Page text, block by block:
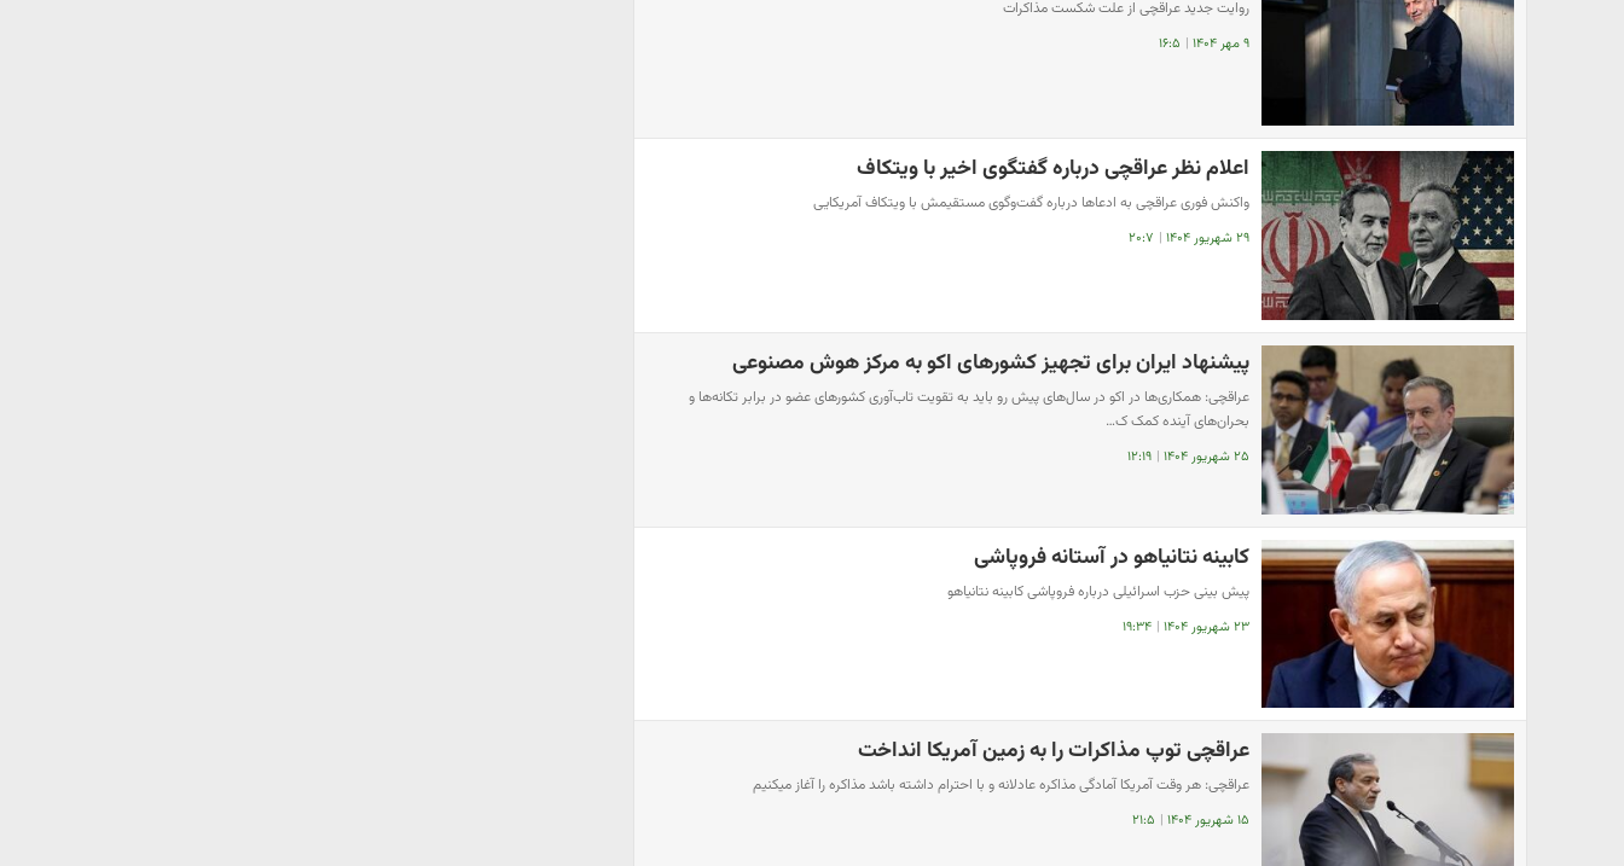
روایت جدید عراقچی از علت شکست مذاکرات
۹ مهر ۱۴۰۴ | ۱۶:۵
اعلام نظر عراقچی درباره گفتگوی اخیر با ویتکاف
واکنش فوری عراقچی به ادعاها درباره گفت‌وگوی مستقیمش با ویتکاف آمریکایی
۲۹ شهریور ۱۴۰۴ | ۲۰:۷
پیشنهاد ایران برای تجهیز کشورهای اکو به مرکز هوش مصنوعی
عراقچی: همکاری‌ها در اکو در سال‌های پیش رو باید به تقویت تاب‌آوری کشورهای عضو در برابر تکانه‌ها و
بحران‌های آینده کمک ک…
۲۵ شهریور ۱۴۰۴ | ۱۲:۱۹
کابینه نتانیاهو در آستانه فروپاشی
پیش بینی حزب اسرائیلی درباره فروپاشی کابینه نتانیاهو
۲۳ شهریور ۱۴۰۴ | ۱۹:۳۴
عراقچی توپ مذاکرات را به زمین آمریکا انداخت
عراقچی: هر وقت آمریکا آمادگی مذاکره عادلانه و با احترام داشته باشد مذاکره را آغاز میکنیم
۱۵ شهریور ۱۴۰۴ | ۲۱:۵